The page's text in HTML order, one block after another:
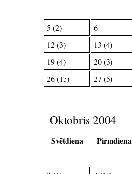
5 (2)
6
12 (3)
13 (4)
19 (4)
20 (3)
26 (13)
27 (5)
Oktobris 2004
Svētdiena Pirmdiena